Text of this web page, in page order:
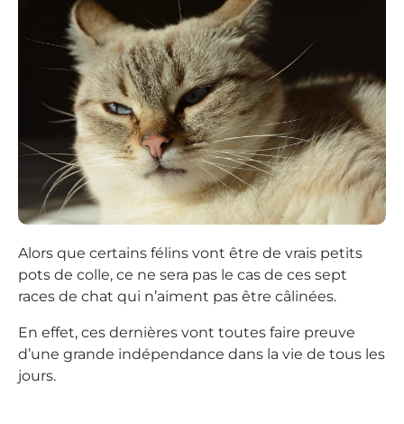
Alors que certains félins vont être de vrais petits
pots de colle, ce ne sera pas le cas de ces sept
races de chat qui n’aiment pas être câlinées.
En effet, ces dernières vont toutes faire preuve
d’une grande indépendance dans la vie de tous les
jours.